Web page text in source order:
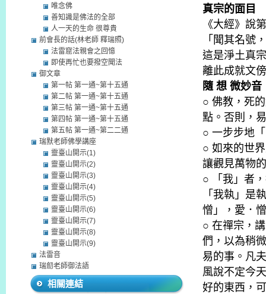
真宗的面目
《大經》說
「聞其名號
這是淨土真
離此成就文
隨 想 微妙音
○ 佛教，死
點。否則，
○ 一步步地
○ 如來的世
讓觀見萬物
○ 「我」者
「我執」是
憎」，愛．
○ 在禪宗，
們，以為稍
易的事。凡
風說不定今
好的東西，
唯念佛
善知識是佛法的全部
人一天的生命 很尊貴
前會長的話(林老師 釋瑞照)
法雷窟法親會之回憶
即使再忙也要撥空聞法
御文章
第一帖 第一通~第十五通
第二帖 第一通~第十五通
第三帖 第一通~第十五通
第四帖 第一通~第十五通
第五帖 第一通~第二二通
瑞默老師佛學講座
靈臺山開示(1)
靈臺山開示(2)
靈臺山開示(3)
靈臺山開示(4)
靈臺山開示(5)
靈臺山開示(6)
靈臺山開示(7)
靈臺山開示(8)
靈臺山開示(9)
法雷音
瑞劎老師御法語
相關連結